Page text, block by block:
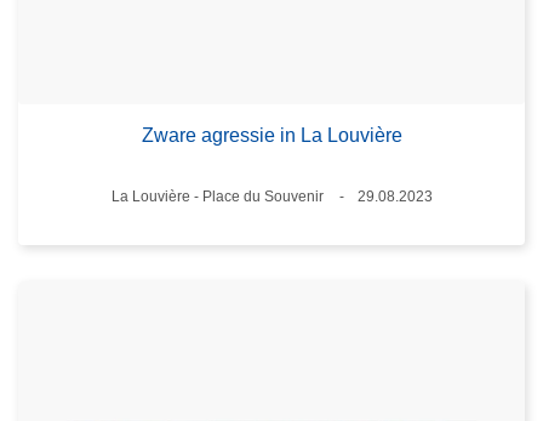
Zware agressie in La Louvière
Plaats
La Louvière - Place du Souvenir
29.08.2023